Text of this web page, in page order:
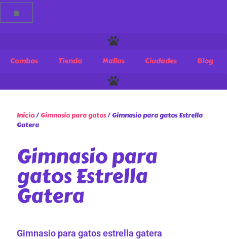
Combos Tienda Mallas Ciudades Blog
Inicio/Gimnasio para gatos/ Gimnasio para gatos Estrella
Gatera
Gimnasio para
gatos Estrella
Gatera
Gimnasio para gatos estrella gatera